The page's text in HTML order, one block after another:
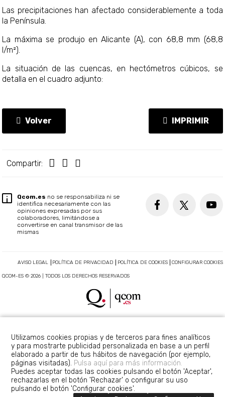
Las precipitaciones han afectado considerablemente a toda
la Península.
La máxima se produjo en Alicante (A), con 68,8 mm (68,8
l/m²).
La situación de las cuencas, en hectómetros cúbicos, se
detalla en el cuadro adjunto:
Volver IMPRIMIR
Compartir:
Qcom.es no se responsabiliza ni se
identifica necesariamente con las
opiniones expresadas por sus
colaboradores, limitándose a
convertirse en canal transmisor de las
mismas
AVISO LEGAL POLÍTICA DE PRIVACIDAD POLÍTICA DE COOKIES CONFIGURAR COOKIES
QCOM-ES © 2026 | TODOS LOS DERECHOS RESERVADOS
Utilizamos cookies propias y de terceros para fines analíticos
y para mostrarte publicidad personalizada en base a un perfil
elaborado a partir de tus hábitos de navegación (por ejemplo,
páginas visitadas). Pulsa aquí para más información.
Puedes aceptar todas las cookies pulsando el botón 'Aceptar',
rechazarlas en el botón 'Rechazar' o configurar su uso
pulsando el botón 'Configurar cookies'.